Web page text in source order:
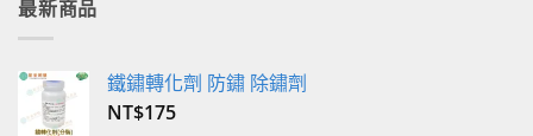
最新商品
鐵鏽轉化劑 防鏽 除鏽劑
NT$175